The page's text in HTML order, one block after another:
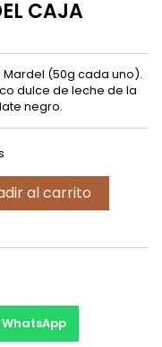
CAJA
(50g cada uno).
dulce de leche de la
negro.
al carrito